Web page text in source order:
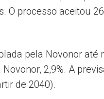
O processo aceitou
pela Novonor até
2,9%. A
de 2040).